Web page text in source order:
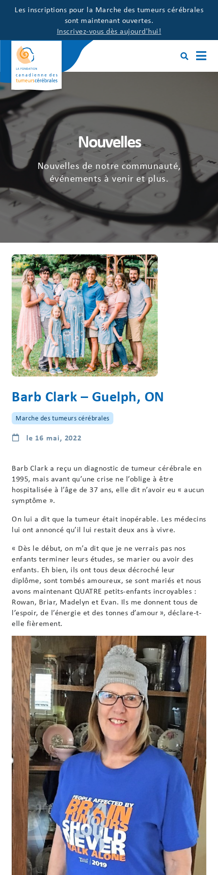
Les inscriptions pour la Marche des tumeurs cérébrales
sont maintenant ouvertes.
Inscrivez-vous dès aujourd'hui!
Nouvelles
Nouvelles de notre communauté,
événements à venir et plus.
Barb Clark – Guelph, ON
Marche des tumeurs cérébrales
le 16 mai, 2022
Barb Clark a reçu un diagnostic de tumeur cérébrale en
1995, mais avant qu’une crise ne l’oblige à être
hospitalisée à l’âge de 37 ans, elle dit n’avoir eu « aucun
symptôme ».
On lui a dit que la tumeur était inopérable. Les médecins
lui ont annoncé qu’il lui restait deux ans à vivre.
« Dès le début, on m’a dit que je ne verrais pas nos
enfants terminer leurs études, se marier ou avoir des
enfants. Eh bien, ils ont tous deux décroché leur
diplôme, sont tombés amoureux, se sont mariés et nous
avons maintenant QUATRE petits-enfants incroyables :
Rowan, Briar, Madelyn et Evan. Ils me donnent tous de
l’espoir, de l’énergie et des tonnes d’amour », déclare-t-
elle fièrement.